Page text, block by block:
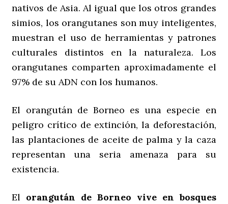
nativos de Asia. Al igual que los otros grandes
simios, los orangutanes son muy inteligentes,
muestran el uso de herramientas y patrones
culturales distintos en la naturaleza. Los
orangutanes comparten aproximadamente el
97% de su ADN con los humanos.
El orangután de Borneo es una especie en
peligro crítico de extinción, la deforestación,
las plantaciones de aceite de palma y la caza
representan una seria amenaza para su
existencia.
El orangután de Borneo vive en bosques